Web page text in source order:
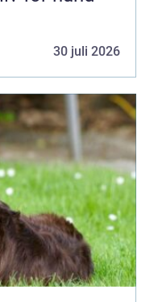
30 juli 2026